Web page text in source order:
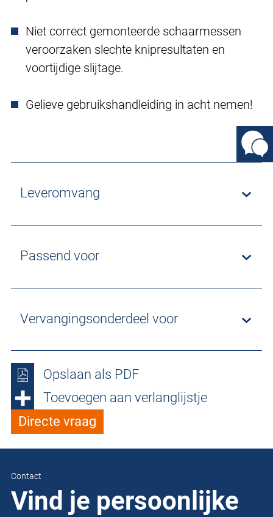
Niet correct gemonteerde schaarmessen
veroorzaken slechte knipresultaten en
voortijdige slijtage.
Gelieve gebruikshandleiding in acht nemen!
Leveromvang
Passend voor
Vervangingsonderdeel voor
Opslaan als PDF
Toevoegen aan verlanglijstje
Directe vraag
Contact
Vind je persoonlijke